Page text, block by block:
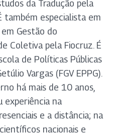
da Tradução pela
também especialista em
Gestão do
Coletiva pela Fiocruz. É
de Políticas Públicas
Vargas (FGV EPPG).
há mais de 10 anos,
experiência na
e a distância; na
nacionais e